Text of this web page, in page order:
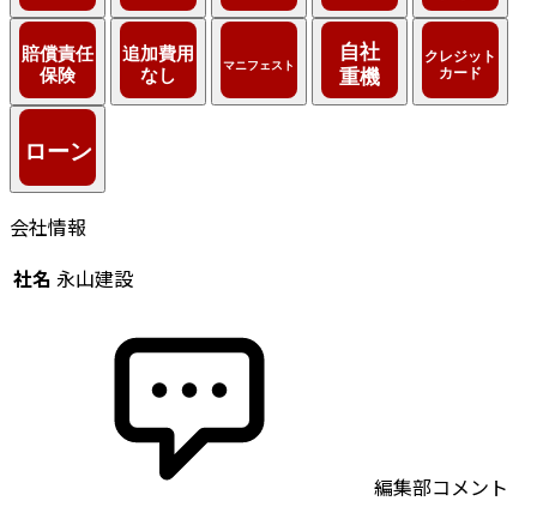
会社情報
社名 永山建設
編集部コメント